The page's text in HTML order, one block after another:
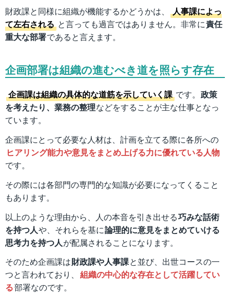
財政課と同様に組織が機能するかどうかは、
人事課によっ
て左右される と言っても過言ではありません。非常に責任
重大な部署であると言えます。
企画部署は組織の進むべき道を照らす存在
企画課は組織の具体的な道筋を示していく課 です。 政策
を考えたり、業務の整理などをすることが主な仕事となっ
ています。
企画課にとって必要な人材は、計画を立てる際に各所への
ヒアリング能力や意見をまとめ上げる力に優れている人物
です。
その際には各部門の専門的な知識が必要になってくること
もあります。
以上のような理由から、人の本音を引き出せる巧みな話術
を持つ人や、それらを基に論理的に意見をまとめていける
思考力を持つ人が配属されることになります。
そのため企画課は財政課や人事課と並び、出世コースの一
つと言われており、 組織の中心的な存在として活躍してい
る部署なのです。